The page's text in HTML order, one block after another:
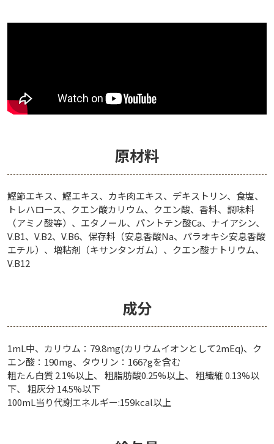
原材料
鰹節エキス、鰹エキス、カキ肉エキス、デキストリン、食塩、
トレハロース、クエン酸カリウム、クエン酸、香料、調味料
（アミノ酸等）、エタノール、パントテン酸Ca、ナイアシン、
V.B1、V.B2、V.B6、保存料（安息香酸Na、パラオキシ安息香酸
エチル）、増粘剤（キサンタンガム）、クエン酸ナトリウム、
V.B12
成分
1mL中、カリウム：79.8mg(カリウムイオンとして2mEq)、ク
エン酸：190mg、タウリン：166?gを含む
粗たん白質 2.1%以上、 粗脂肪酸0.25%以上、 粗繊維 0.13%以
下、 粗灰分 14.5%以下
100mL当り代謝エネルギー:159kcal以上